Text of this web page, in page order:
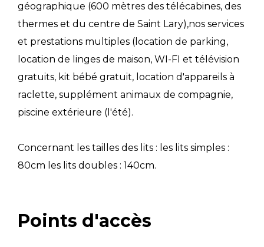
géographique (600 mètres des télécabines, des
thermes et du centre de Saint Lary),nos services
et prestations multiples (location de parking,
location de linges de maison, WI-FI et télévision
gratuits, kit bébé gratuit, location d'appareils à
raclette, supplément animaux de compagnie,
piscine extérieure (l'été).
Concernant les tailles des lits : les lits simples :
80cm les lits doubles : 140cm.
Points d'accès